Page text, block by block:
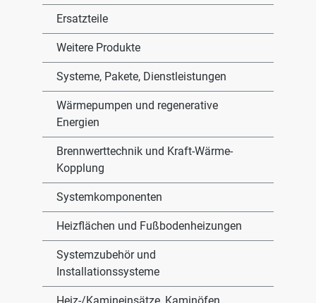
Ersatzteile
Weitere Produkte
Systeme, Pakete, Dienstleistungen
Wärmepumpen und regenerative
Energien
Brennwerttechnik und Kraft-Wärme-
Kopplung
Systemkomponenten
Heizflächen und Fußbodenheizungen
Systemzubehör und
Installationssysteme